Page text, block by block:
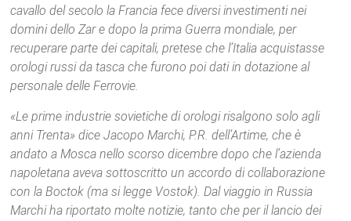
cavallo del secolo la Francia fece diversi investimenti nei
domini dello Zar e dopo la prima Guerra mondiale, per
recuperare parte dei capitali, pretese che l’Italia acquistasse
orologi russi da tasca che furono poi dati in dotazione al
personale delle Ferrovie.
«Le prime industrie sovietiche di orologi risalgono solo agli
anni Trenta» dice Jacopo Marchi, P.R. dell’Artime, che è
andato a Mosca nello scorso dicembre dopo che l’azienda
napoletana aveva sottoscritto un accordo di collaborazione
con la Boctok (ma si legge Vostok). Dal viaggio in Russia
Marchi ha riportato molte notizie, tanto che per il lancio dei